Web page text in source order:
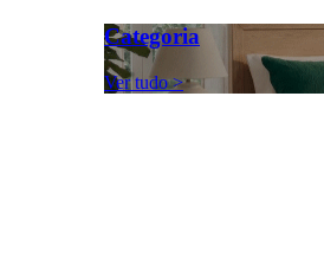
Categoria
Ver tudo >